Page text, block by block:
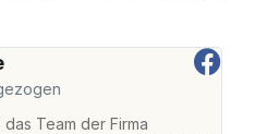
Team der Firma